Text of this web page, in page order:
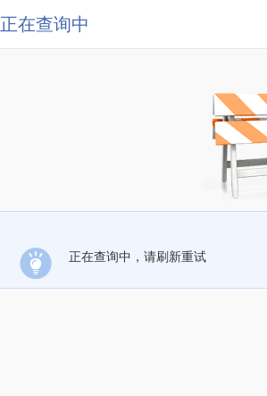
正在查询中
正在查询中，请刷新重试